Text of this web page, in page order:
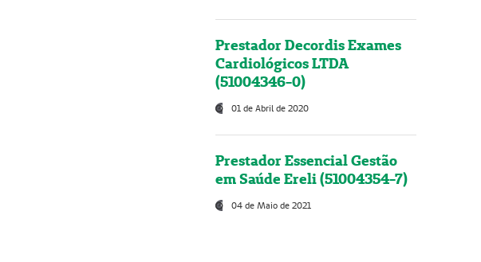
Prestador Decordis Exames
Cardiológicos LTDA
(51004346-0)
01 de Abril de 2020
Prestador Essencial Gestão
em Saúde Ereli (51004354-7)
04 de Maio de 2021